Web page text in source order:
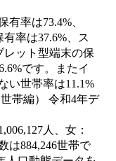
率は73.4%、
率は37.6%、ス
レット型端末の保
です。またイ
い世帯率は11.1%
帯編） 令和4年デ
人、女：
は884,246世帯で